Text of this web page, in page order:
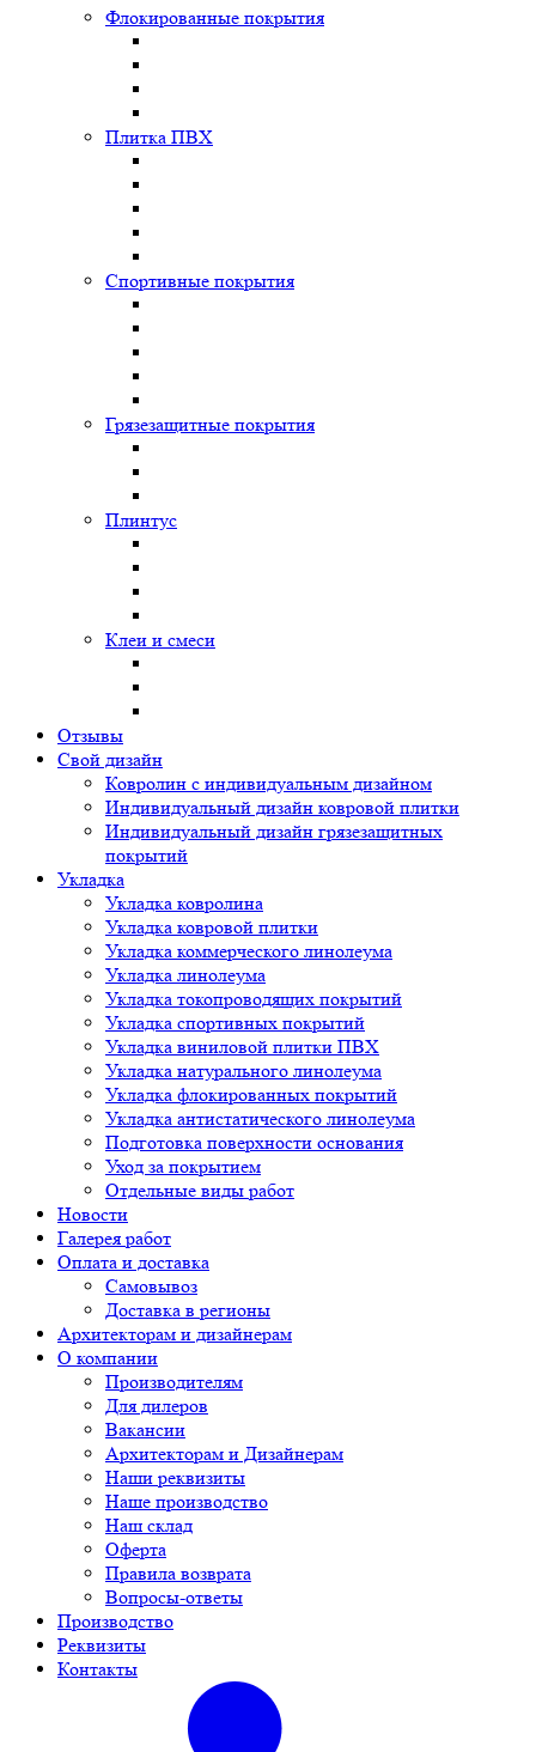
Флокированные покрытия
Плитка ПВХ
Спортивные покрытия
Грязезащитные покрытия
Плинтус
Клеи и смеси
Отзывы
Свой дизайн
Ковролин с индивидуальным дизайном
Индивидуальный дизайн ковровой плитки
Индивидуальный дизайн грязезащитных
покрытий
Укладка
Укладка ковролина
Укладка ковровой плитки
Укладка коммерческого линолеума
Укладка линолеума
Укладка токопроводящих покрытий
Укладка спортивных покрытий
Укладка виниловой плитки ПВХ
Укладка натурального линолеума
Укладка флокированных покрытий
Укладка антистатического линолеума
Подготовка поверхности основания
Уход за покрытием
Отдельные виды работ
Новости
Галерея работ
Оплата и доставка
Самовывоз
Доставка в регионы
Архитекторам и дизайнерам
О компании
Производителям
Для дилеров
Вакансии
Архитекторам и Дизайнерам
Наши реквизиты
Наше производство
Наш склад
Оферта
Правила возврата
Вопросы-ответы
Производство
Реквизиты
Контакты